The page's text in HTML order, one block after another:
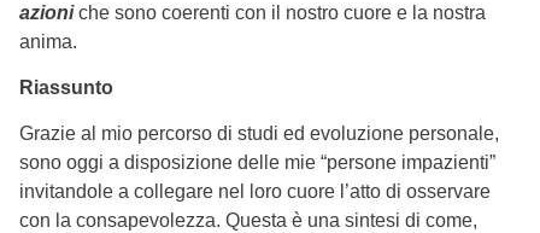
azioni che sono coerenti con il nostro cuore e la nostra
anima.
Riassunto
Grazie al mio percorso di studi ed evoluzione personale,
sono oggi a disposizione delle mie “persone impazienti”
invitandole a collegare nel loro cuore l’atto di osservare
con la consapevolezza. Questa è una sintesi di come,